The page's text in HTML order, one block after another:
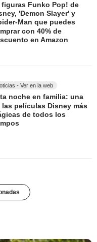
figuras Funko Pop! de
'Demon Slayer' y
Man que puedes
con 40% de
en Amazon
- Ver en la web
noche en familia: una
las películas Disney más
de todos los